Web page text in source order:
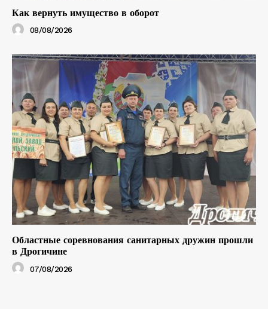
Как вернуть имущество в оборот
08/08/2026
Областные соревнования санитарных дружин прошли
в Дрогичине
07/08/2026